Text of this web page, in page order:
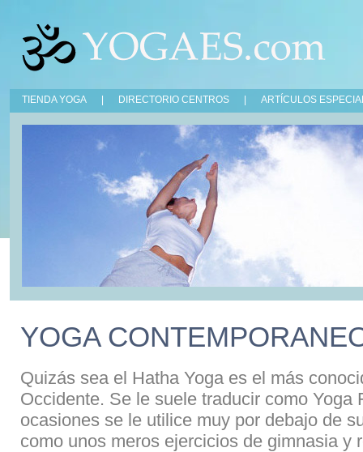
TIENDA YOGA DIRECTORIO CENTROS ARTÍCULOS
YOGA
Quizás sea el Hatha Yoga es el más
Occidente. Se le suele traducir como Yoga
ocasiones se le utilice muy por debajo de
como unos meros ejercicios de gimnasia y